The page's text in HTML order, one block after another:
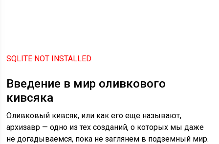
SQLITE NOT INSTALLED
Введение в мир оливкового
кивсяка
Оливковый кивсяк, или как его еще называют,
архизавр — одно из тех созданий, о которых мы даже
не догадываемся, пока не заглянем в подземный мир.